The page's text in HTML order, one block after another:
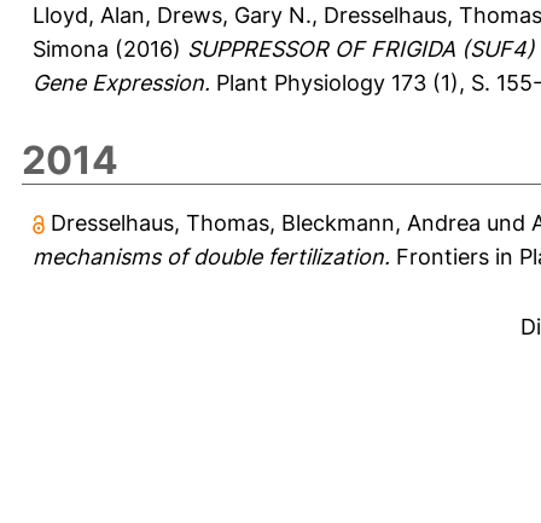
Lloyd, Alan, Drews, Gary N., Dresselhaus, Thomas
Simona (2016) SUPPRESSOR OF FRIGIDA
Gene Expression. Plant Physiology 173 (1), S.
2014
Dresselhaus, Thomas, Bleckmann, Andrea und
mechanisms of double fertilization. Frontiers in